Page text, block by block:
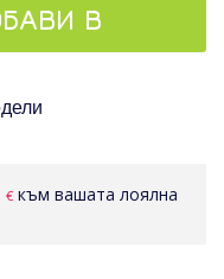
В
€ към вашата лоялна